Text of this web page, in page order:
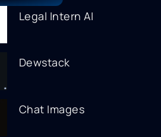
Legal Intern AI
Dewstack
Chat Images